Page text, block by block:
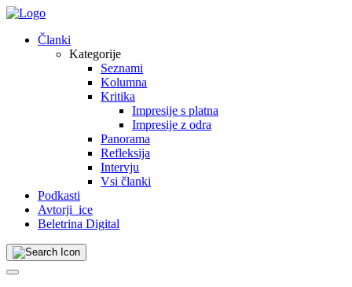
Skip
contentČlanki
Kategorije
Seznami
Kolumna
Kritika
Impresije s platna
Impresije z odra
Panorama
Refleksija
Intervju
Vsi članki
Podkasti
Avtorji_ice
Beletrina Digital